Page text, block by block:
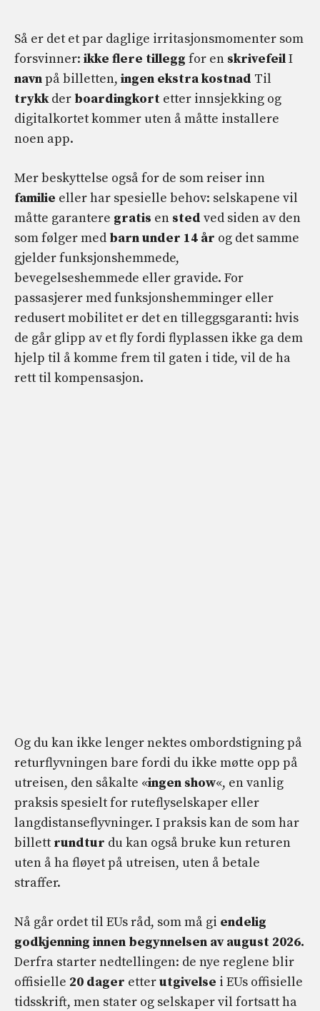
Så er det et par daglige irritasjonsmomenter som
forsvinner: ikke flere tillegg for en skrivefeilI
navnpå billetten, ingen ekstra kostnad Til
trykkder boardingkort etter innsjekking og
digitalkortet kommer uten å måtte installere
noen app.
Mer beskyttelse også for de som reiser inn
familie eller har spesielle behov: selskapene vil
måtte garantere gratis en sted ved siden av den
som følger med barn under 14 år og det samme
gjelder funksjonshemmede,
bevegelseshemmede eller gravide. For
passasjerer med funksjonshemminger eller
redusert mobilitet er det en tilleggsgaranti: hvis
de går glipp av et fly fordi flyplassen ikke ga dem
hjelp til å komme frem til gaten i tide, vil de ha
rett til kompensasjon.
Og du kan ikke lenger nektes ombordstigning på
returflyvningen bare fordi du ikke møtte opp på
utreisen, den såkalte «ingen show«, en vanlig
praksis spesielt for ruteflyselskaper eller
langdistanseflyvninger. I praksis kan de som har
billett rundtur du kan også bruke kun returen
uten å ha fløyet på utreisen, uten å betale
straffer.
Nå går ordet til EUs råd, som må gi endelig
godkjenning innen begynnelsen av august 2026.
Derfra starter nedtellingen: de nye reglene blir
offisielle 20 dager etterutgivelse i EUs offisielle
tidsskrift, men stater og selskaper vil fortsatt ha